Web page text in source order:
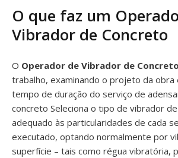
O que faz um
Vibrador de Concreto
O Operador de Vibrador de Concreto
trabalho, examinando o projeto da obra
tempo de duração do serviço de
concreto Seleciona o tipo de vibrador
adequado às particularidades de cada
executado, optando normalmente por
superfície – tais como régua vibratória,